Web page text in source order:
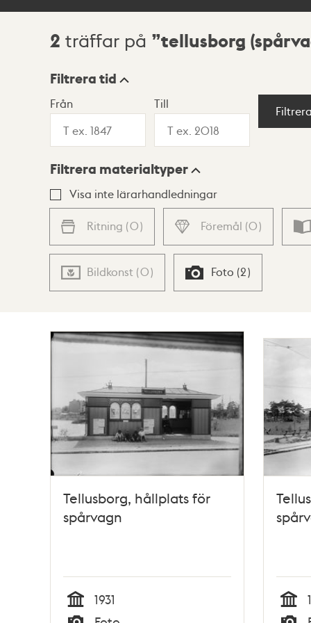
Sökresultat
2 träffar på tellusborg
Visningsläge
Lista Karta
Filtrera tid
Från Till
Filtrera materialtyper
Visa inte lärarhandledningar
Ritning (0) Föremål (0)
Bildkonst (0) Foto (2)
Tellusborg, hållplats för
spårvagn
Tid
1931
Tid